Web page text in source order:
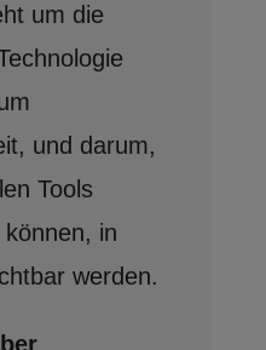
um die
und darum,
Tools
in
werden.